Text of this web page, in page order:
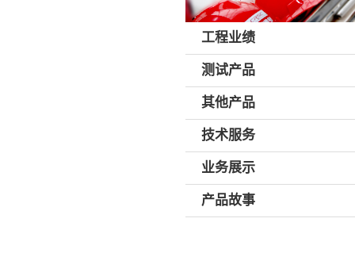
工程业绩
测试产品
其他产品
技术服务
业务展示
产品故事